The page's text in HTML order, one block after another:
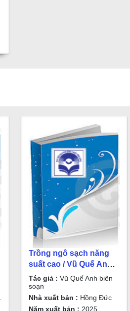
Trồng ngô sạch năng
suất cao / Vũ Quế Anh
biên soạn
Tác giả : Vũ Quế Anh biên
soạn
Nhà xuất bản : Hồng Đức
Năm xuất bản : 2025